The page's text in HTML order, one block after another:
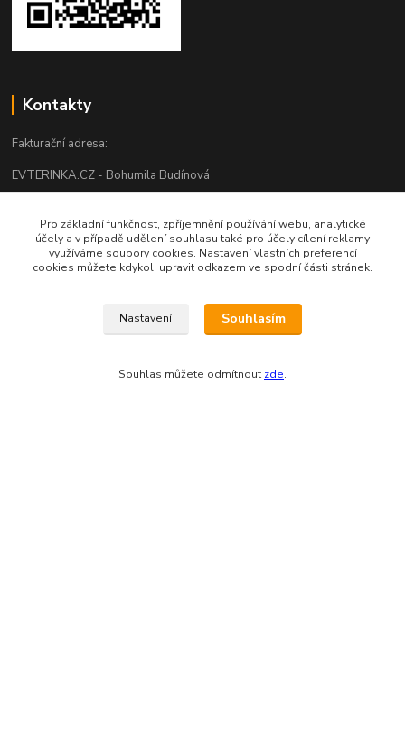
Kontakty
Fakturační adresa:
EVTERINKA.CZ - Bohumila Budínová
IČO: 03681572, neplátce DPH
Bankovní spojení: 2800720013/2010
Pro základní funkčnost, zpříjemnění používání webu, analytické
účely a v případě udělení souhlasu také pro účely cílení reklamy
využíváme soubory cookies. Nastavení vlastních preferencí
cookies můžete kdykoli upravit odkazem ve spodní části stránek.
Nastavení Souhlasím
Souhlas můžete odmítnout zde.